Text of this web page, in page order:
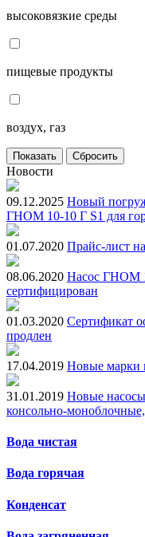
высоковязкие среды
пищевые продукты
воздух, газ
Новости
09.12.2025 Новый
ГНОМ 10-10 Г S1 для
01.07.2020 Прайс-лист
08.06.2020 Насос ГНОМ
сертифицирован
01.03.2020 Сертификат
продлен
17.04.2019 Новые марки
31.01.2019 Новые
консольно-
Вода чистая
Вода горячая
Конденсат